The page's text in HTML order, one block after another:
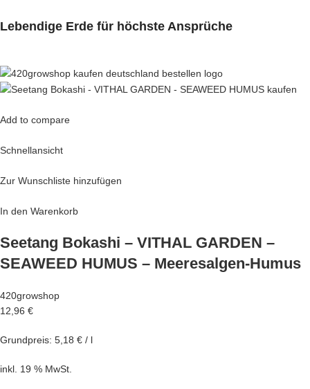
Lebendige Erde für höchste Ansprüche
Add to compare
Schnellansicht
Zur Wunschliste hinzufügen
In den Warenkorb
Seetang Bokashi – VITHAL GARDEN –
SEAWEED HUMUS – Meeresalgen-Humus
420growshop
12,96 €
Grundpreis: 5,18 € / l
inkl. 19 % MwSt.